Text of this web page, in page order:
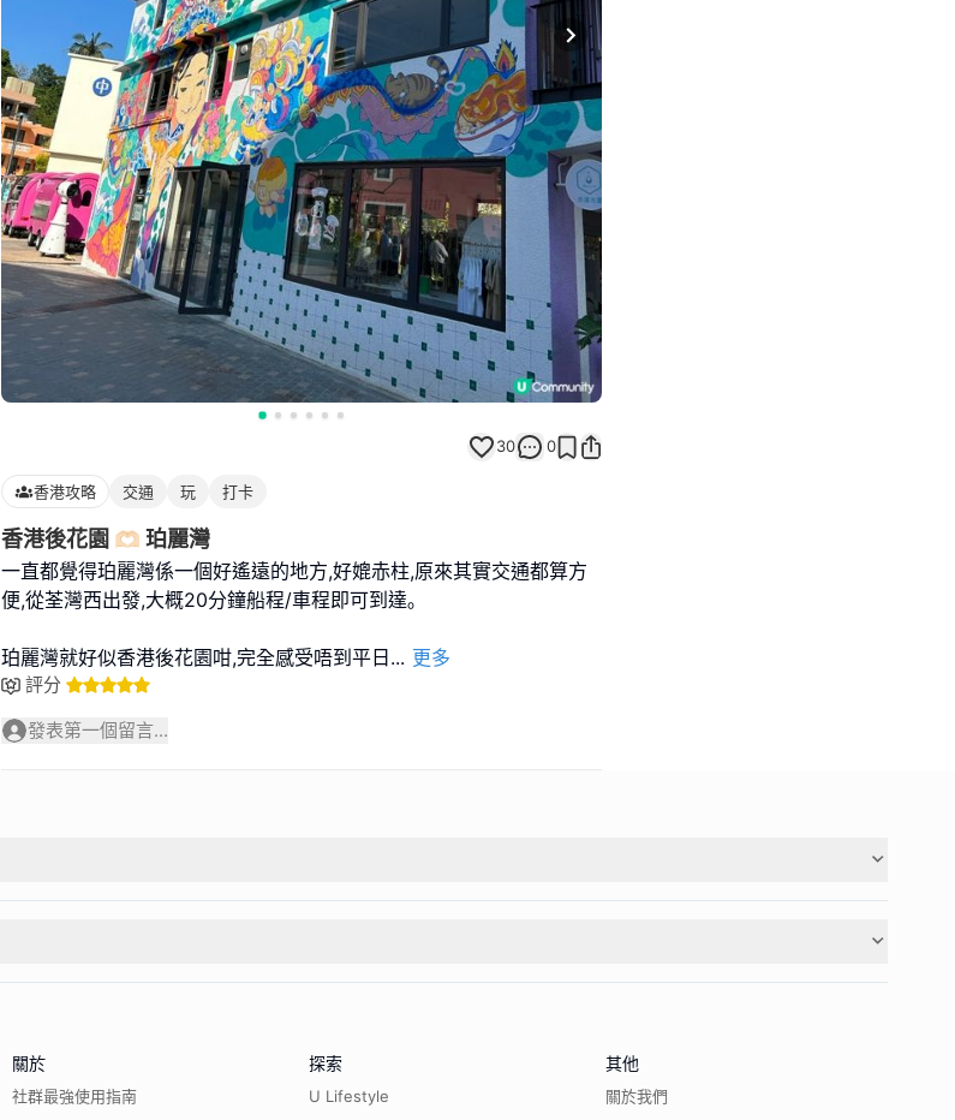
Next slide
30 0
香港攻略 交通 玩 打卡
香港後花園 🫶🏻 珀麗灣
一直都覺得珀麗灣係一個好遙遠的地方,好媲赤柱,原來其實交通都算方
便,從荃灣西出發,大概20分鐘船程/車程即可到達｡
珀麗灣就好似香港後花園咁,完全感受唔到平日 ... 更多
評分
發表第一個留言...
關於
社群最強使用指南
探索
U Lifestyle
其他
關於我們